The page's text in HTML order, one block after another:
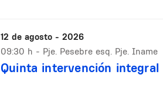
12 de agosto - 2026
09:30 h - Pje. Pesebre esq. Pje. Iname
Quinta intervención